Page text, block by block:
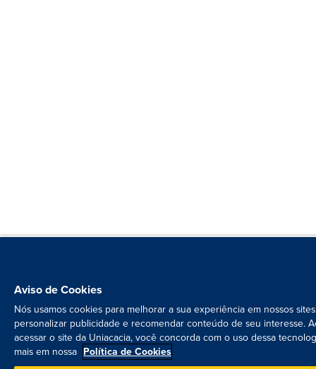
Aviso de Cookies
Nós usamos cookies para melhorar a sua experiência em nossos
personalizar publicidade e recomendar conteúdo de seu interesse.
acessar o site da Uniacacia, você concorda com o uso dessa
mais em nossa Política de Cookies